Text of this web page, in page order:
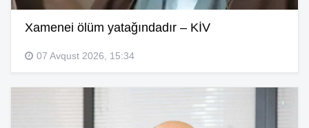
Xamenei ölüm yatağındadır – KİV
07 Avqust 2026, 15:34